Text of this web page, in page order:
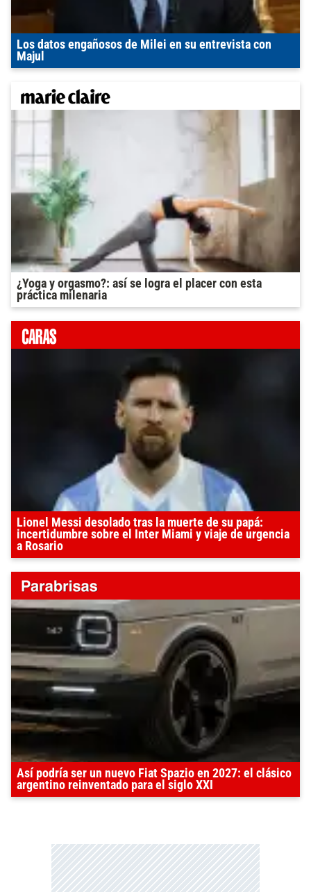
Los datos engañosos de Milei en su entrevista con
Majul
¿Yoga y orgasmo?: así se logra el placer con esta
práctica milenaria
Lionel Messi desolado tras la muerte de su papá:
incertidumbre sobre el Inter Miami y viaje de urgencia
a Rosario
Así podría ser un nuevo Fiat Spazio en 2027: el clásico
argentino reinventado para el siglo XXI